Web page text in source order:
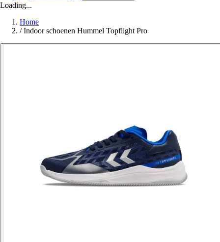
Loading...
Home
/ Indoor schoenen Hummel Topflight Pro